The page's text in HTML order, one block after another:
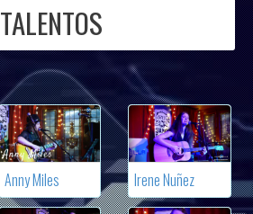
TALENTOS
Anny Miles Irene Nuñez